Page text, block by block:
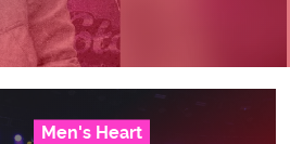
Men's Heart